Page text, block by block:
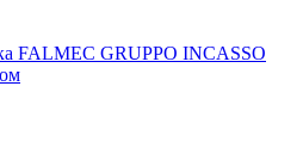
FALMEC GRUPPO INCASSO